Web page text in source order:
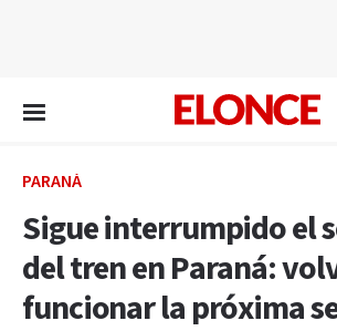
PARANÁ
Sigue interrumpido el
del tren en Paraná:
funcionar la próxima